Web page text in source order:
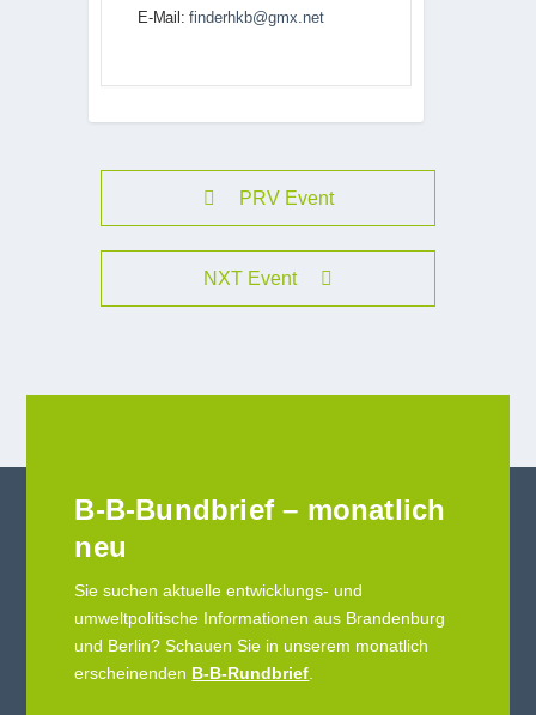
E-Mail:finderhkb@gmx.net
PRV Event
NXT Event
B-B-Bundbrief – monatlich
neu
Sie suchen aktuelle entwicklungs- und
umweltpolitische Informationen aus Brandenburg
und Berlin? Schauen Sie in unserem monatlich
erscheinenden B-B-Rundbrief